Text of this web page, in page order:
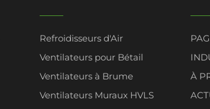
Refroidisseurs d'Air
Ventilateurs pour Bétail
Ventilateurs à Brume
Ventilateurs Muraux HVLS
À